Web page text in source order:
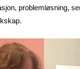
problemløsning,